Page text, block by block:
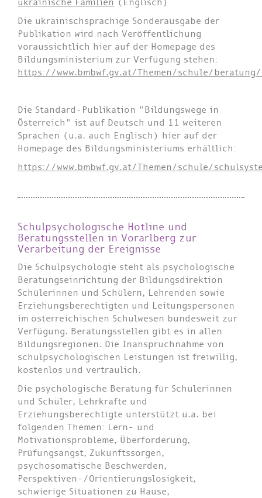
Die ukrainischsprachige Sonderausgabe der
Publikation wird nach Veröffentlichung
voraussichtlich hier auf der Homepage des
Bildungsministerium zur Verfügung stehen:
https://www.bmbwf.gv.at/Themen/schule/
Die Standard-Publikation "Bildungswege in
Österreich" ist auf Deutsch und 11 weiteren
Sprachen (u.a. auch Englisch) hier auf der
Homepage des Bildungsministeriums erhältlich:
https://www.bmbwf.gv.at/Themen/schule/
Schulpsychologische Hotline und
Beratungsstellen in Vorarlberg zur
Verarbeitung der Ereignisse
Die Schulpsychologie steht als psychologische
Beratungseinrichtung der Bildungsdirektion
Schülerinnen und Schülern, Lehrenden sowie
Erziehungsberechtigten und Leitungspersonen
im österreichischen Schulwesen bundesweit zur
Verfügung. Beratungsstellen gibt es in allen
Bildungsregionen. Die Inanspruchnahme von
schulpsychologischen Leistungen ist freiwillig,
kostenlos und vertraulich.
Die psychologische Beratung für Schülerinnen
und Schüler, Lehrkräfte und
Erziehungsberechtigte unterstützt u.a. bei
folgenden Themen: Lern- und
Motivationsprobleme, Überforderung,
Prüfungsangst, Zukunftssorgen,
psychosomatische Beschwerden,
Perspektiven-/Orientierungslosigkeit,
schwierige Situationen zu Hause,